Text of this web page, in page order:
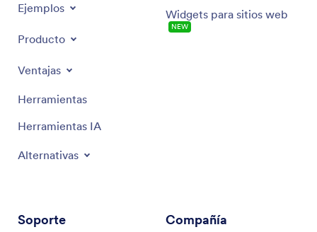
Ejemplos
Producto
Ventajas
Herramientas
Herramientas IA
Alternativas
Widgets para sitios web
NEW
Soporte Compañía